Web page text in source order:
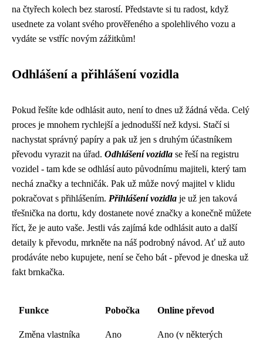
na čtyřech kolech bez starostí. Představte si tu radost, když
usednete za volant svého prověřeného a spolehlivého vozu a
vydáte se vstříc novým zážitkům!
Odhlášení a přihlášení vozidla
Pokud řešíte kde odhlásit auto, není to dnes už žádná věda. Celý
proces je mnohem rychlejší a jednodušší než kdysi. Stačí si
nachystat správný papíry a pak už jen s druhým účastníkem
převodu vyrazit na úřad. Odhlášení vozidla se řeší na registru
vozidel - tam kde se odhlásí auto původnímu majiteli, který tam
nechá značky a techničák. Pak už může nový majitel v klidu
pokračovat s přihlášením. Přihlášení vozidla je už jen taková
třešnička na dortu, kdy dostanete nové značky a konečně můžete
říct, že je auto vaše. Jestli vás zajímá kde odhlásit auto a další
detaily k převodu, mrkněte na náš podrobný návod. Ať už auto
prodáváte nebo kupujete, není se čeho bát - převod je dneska už
fakt brnkačka.
Funkce Pobočka Online převod
Změna vlastníka
Ano
Ano (v některých